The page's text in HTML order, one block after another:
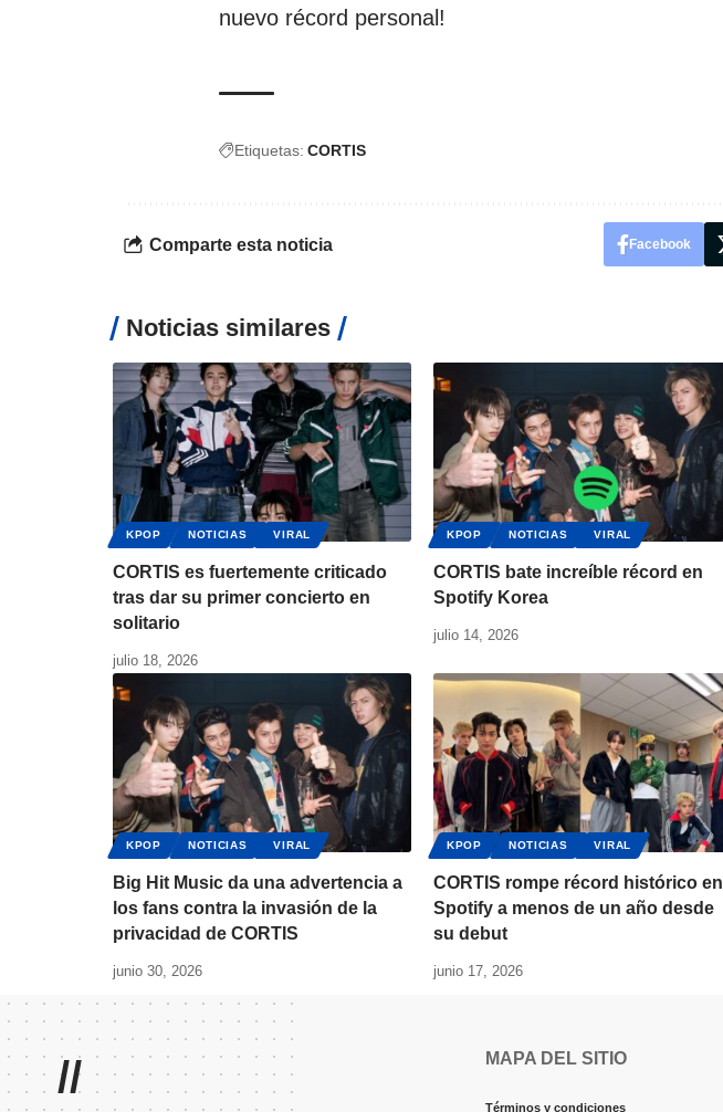
nuevo récord personal!
Etiquetas: CORTIS
Comparte esta noticia Facebook
Noticias similares
KPOP NOTICIAS VIRAL
CORTIS es fuertemente criticado
tras dar su primer concierto en
solitario
julio 18, 2026
KPOP NOTICIAS VIRAL
CORTIS bate increíble récord en
Spotify Korea
julio 14, 2026
KPOP NOTICIAS VIRAL
Big Hit Music da una advertencia a
los fans contra la invasión de la
privacidad de CORTIS
junio 30, 2026
KPOP NOTICIAS VIRAL
CORTIS rompe récord histórico en
Spotify a menos de un año desde
su debut
junio 17, 2026
// MAPA DEL SITIO
Términos y condiciones